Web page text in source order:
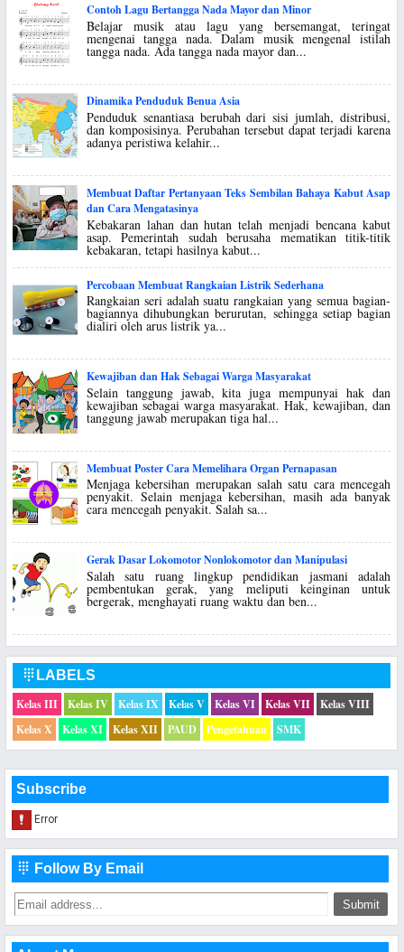
Contoh Lagu Bertangga Nada Mayor dan Minor
Belajar musik atau lagu yang bersemangat, teringat
mengenai tangga nada. Dalam musik mengenal istilah
tangga nada. Ada tangga nada mayor dan...
Dinamika Penduduk Benua Asia
Penduduk senantiasa berubah dari sisi jumlah, distribusi,
dan komposisinya. Perubahan tersebut dapat terjadi karena
adanya peristiwa kelahir...
Membuat Daftar Pertanyaan Teks Sembilan Bahaya Kabut Asap
dan Cara Mengatasinya
Kebakaran lahan dan hutan telah menjadi bencana kabut
asap. Pemerintah sudah berusaha mematikan titik-titik
kebakaran, tetapi hasilnya kabut...
Percobaan Membuat Rangkaian Listrik Sederhana
Rangkaian seri adalah suatu rangkaian yang semua bagian-
bagiannya dihubungkan berurutan, sehingga setiap bagian
dialiri oleh arus listrik ya...
Kewajiban dan Hak Sebagai Warga Masyarakat
Selain tanggung jawab, kita juga mempunyai hak dan
kewajiban sebagai warga masyarakat. Hak, kewajiban, dan
tanggung jawab merupakan tiga hal...
Membuat Poster Cara Memelihara Organ Pernapasan
Menjaga kebersihan merupakan salah satu cara mencegah
penyakit. Selain menjaga kebersihan, masih ada banyak
cara mencegah penyakit. Salah sa...
Gerak Dasar Lokomotor Nonlokomotor dan Manipulasi
Salah satu ruang lingkup pendidikan jasmani adalah
pembentukan gerak, yang meliputi keinginan untuk
bergerak, menghayati ruang waktu dan ben...
 LABELS
Kelas III
Kelas IV Kelas IX Kelas V Kelas VI Kelas VII
Kelas VIII
Kelas X
Kelas XI Kelas XII PAUD Pengetahuan SMK
Subscribe
 Follow By Email